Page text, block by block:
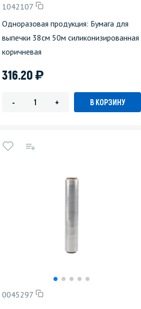
1042107
Одноразовая продукция: Бумага для
выпечки 38см 50м силиконизированная
коричневая
316.20)
- + В КОРЗИНУ
0045297